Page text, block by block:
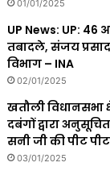
01/01/2025
UP News: UP:
तबादले, संजय
विभाग – INA
02/01/2025
खतौली विधानसभा
दबंगों द्वारा
सनी जी की पीट
03/01/2025